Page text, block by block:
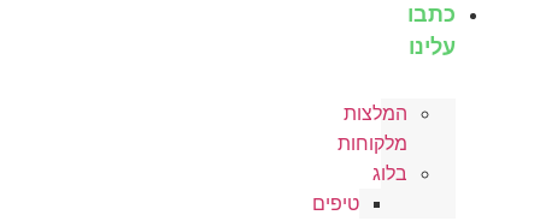
כתבו
עלינו
המלצות
מלקוחות
בלוג
טיפים